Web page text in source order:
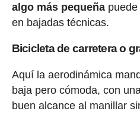
algo más pequeñapuede
en bajadas técnicas.
Bicicleta de carretera o
Aquí la aerodinámica
baja pero cómoda, con
buen alcance al manillar